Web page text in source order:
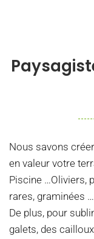
Nous savons
en valeur votre
Piscine …Oliviers,
rares, graminées …
De plus, pour
galets, des